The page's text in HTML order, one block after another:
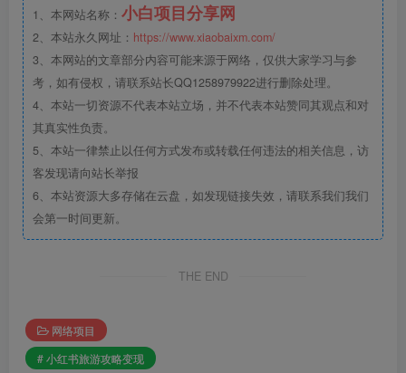
1、本网站名称： 小白项目分享网
2、本站永久网址： https://www.xiaobaixm.com/
3、本网站的文章部分内容可能来源于网络，仅供大家学习与参
考，如有侵权，请联系站长QQ1258979922进行删除处理。
4、本站一切资源不代表本站立场，并不代表本站赞同其观点和对
其真实性负责。
5、本站一律禁止以任何方式发布或转载任何违法的相关信息，访
客发现请向站长举报
6、本站资源大多存储在云盘，如发现链接失效，请联系我们我们
会第一时间更新。
THE END
网络项目
# 小红书旅游攻略变现